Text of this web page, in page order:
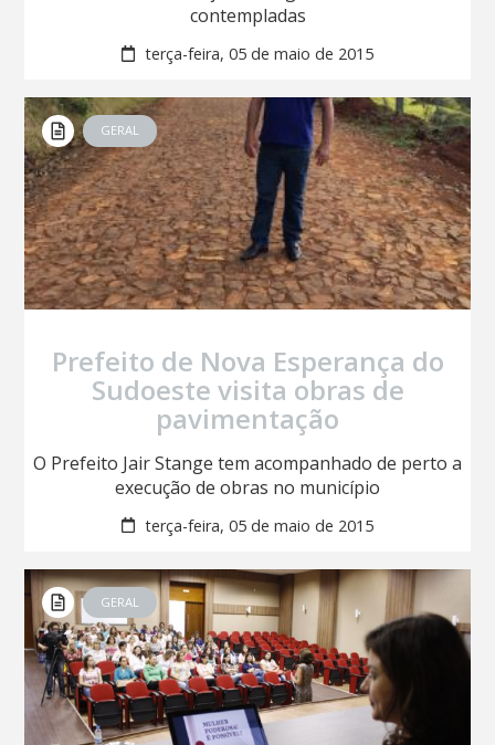
contempladas
terça-feira, 05 de maio de 2015
GERAL
Prefeito de Nova Esperança do
Sudoeste visita obras de
pavimentação
O Prefeito Jair Stange tem acompanhado de perto a
execução de obras no município
terça-feira, 05 de maio de 2015
GERAL